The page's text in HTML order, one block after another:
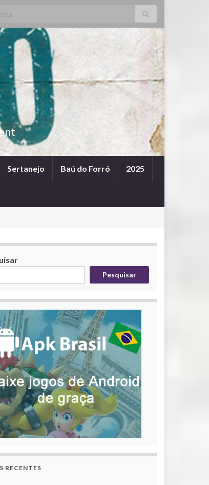
for:
Sertanejo Baú do Forró 2025
Pesquisar
RECENTES